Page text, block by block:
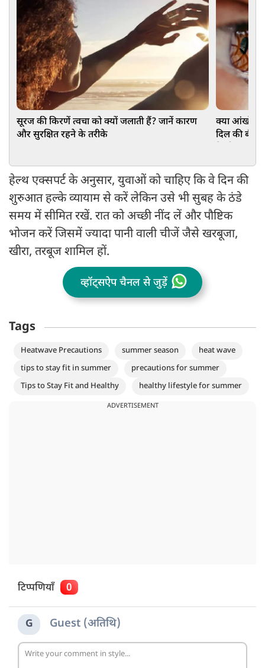
सूरज की किरणें त्वचा को क्यों जलाती हैं? जानें कारण
और सुरक्षित रहने के तरीके
क्या आंखों से
दिल की
हेल्थ एक्सपर्ट के अनुसार, युवाओं को चाहिए कि वे दिन की
शुरुआत हल्के व्यायाम से करें लेकिन उसे भी सुबह के ठंडे
समय में सीमित रखें. रात को अच्छी नींद लें और पौष्टिक
भोजन करें जिसमें ज्यादा पानी वाली चीजें जैसे खरबूजा,
खीरा, तरबूज शामिल हों.
व्हॉट्सऐप चैनल से जुड़ें
Tags
Heatwave Precautions summer season
heat wave
tips to stay fit in summer
precautions for summer
Tips to Stay Fit and Healthy
healthy lifestyle for summer
ADVERTISEMENT
टिप्पणियाँ 0
G Guest (अतिथि)